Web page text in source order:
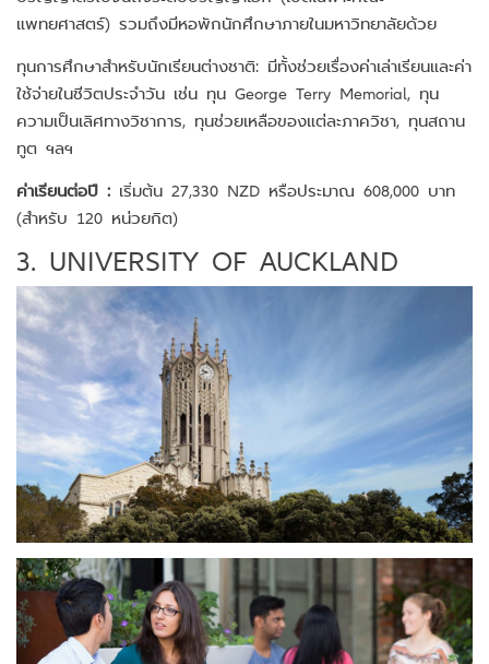
แพทยศาสตร์) รวมถึงมีหอพักนักศึกษาภายในมหาวิทยาลัยด้วย
ทุนการศึกษาสำหรับนักเรียนต่างชาติ: มีทั้งช่วยเรื่องค่าเล่าเรียนและค่า
ใช้จ่ายในชีวิตประจำวัน เช่น ทุน George Terry Memorial, ทุน
ความเป็นเลิศทางวิชาการ, ทุนช่วยเหลือของแต่ละภาควิชา, ทุนสถาน
ทูต ฯลฯ
ค่าเรียนต่อปี : เริ่มต้น 27,330 NZD หรือประมาณ 608,000 บาท
(สำหรับ 120 หน่วยกิต)
3. UNIVERSITY OF AUCKLAND